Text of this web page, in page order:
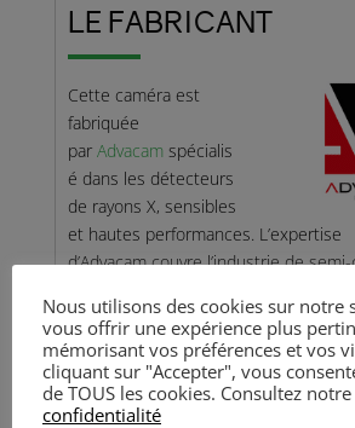
LE FABRICANT
Cette caméra est
fabriquée
par Advacam spécialis
é dans les détecteurs
de rayons X, sensibles
et hautes performances. L’expertise
d’Advacamcouvre l’industrie de
radiations, …
Advacam commercialise la
développé au CERN.
Nous utilisons des cookies sur notre
vous offrir une expérience plus
mémorisant vos préférences et vos
cliquant sur "Accepter", vous
de TOUS les cookies. Consultez notre
confidentialité